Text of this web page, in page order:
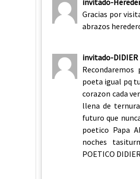
invitado-
Gracias por
abrazos
invitado-DIDIER
poeta igual pq
corazon cada
llena de
futuro que
poetico Papa
noches
POETICO